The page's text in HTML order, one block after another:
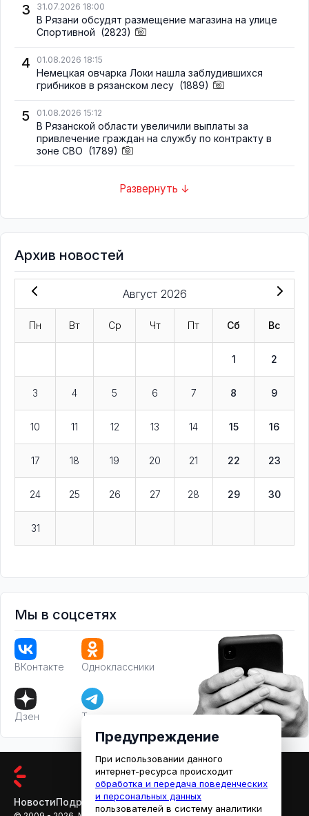
3 31.07.2026 18:00
В Рязани обсудят размещение магазина на улице
Спортивной (2823)
4 01.08.2026 18:15
Немецкая овчарка Локи нашла заблудившихся
грибников в рязанском лесу (1889)
5 01.08.2026 15:12
В Рязанской области увеличили выплаты за
привлечение граждан на службу по контракту в
зоне СВО (1789)
Развернуть ↓
Архив новостей
Август 2026
Пн Вт Ср Чт Пт Сб Вс
1 2
3 4 5 6 7 8 9
10 11 12 13 14 15 16
17 18 19 20 21 22 23
24 25 26 27 28 29 30
31
Мы в соцсетях
ВКонтакте Одноклассники
Дзен Телеграм
НовостиПодробностиАфишаКино
Предупреждение
При использовании данного
интернет-ресурса происходит
обработка и передача поведенческих
и персональных данных
пользователей в систему аналитики